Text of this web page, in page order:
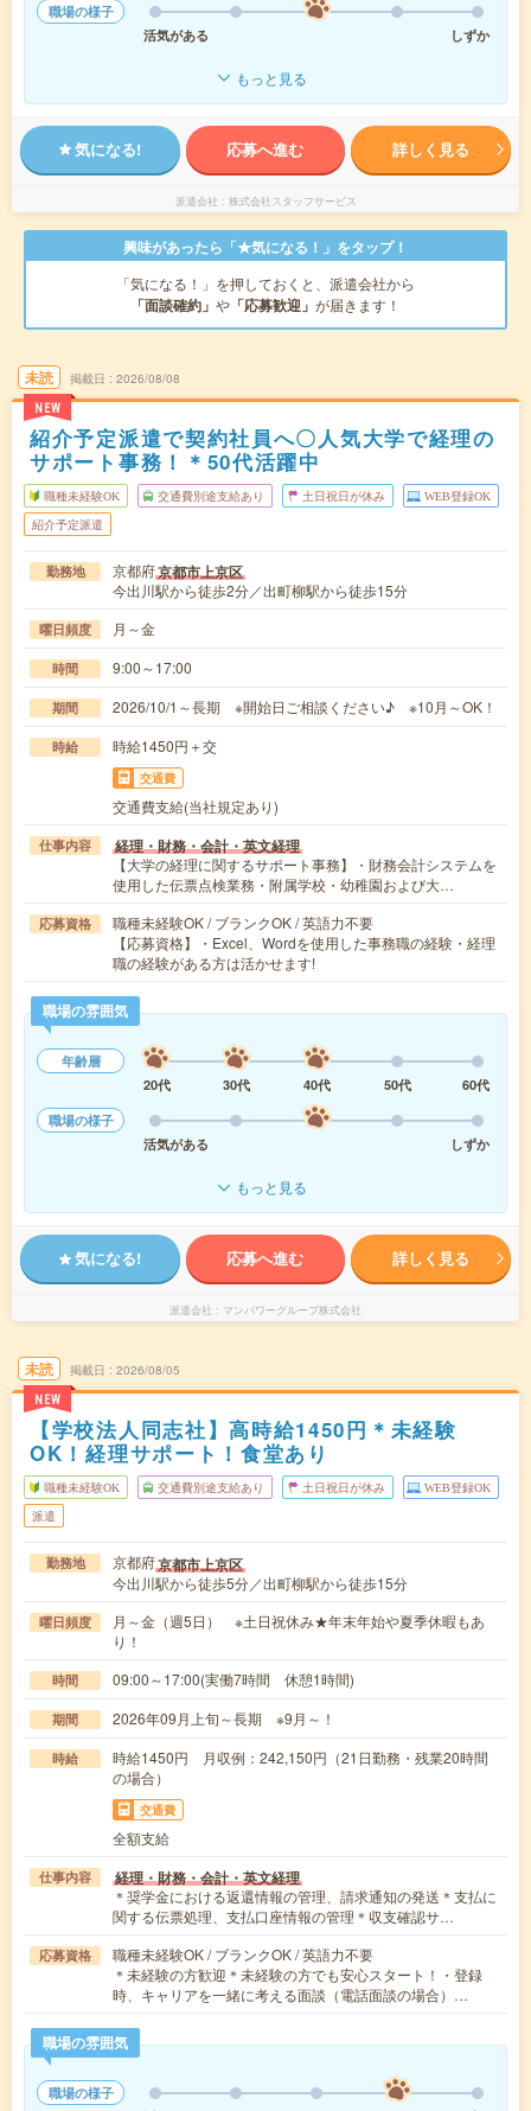
職場の様子
活気がある
しずか
もっと見る
気になる! 応募へ進む 詳しく見る
派遣会社 株式会社スタッフサービス
興味があったら「★気になる！」をタップ！
「気になる！」を押しておくと、派遣会社から
「面談確約」 や 「応募歓迎」 が届きます！
未読
NEW
掲載日 2026/08/08
紹介予定派遣で契約社員へ〇人気大学で経理の
サポート事務！＊50代活躍中
職種未経験OK 交通費別途支給あり 土日祝日が休み WEB登録OK
紹介予定派遣
勤務地 京都府京都市上京区
今出川駅から徒歩2分／出町柳駅から徒歩15分
曜日頻度 月～金
時間 9:00～17:00
期間 2026/10/1～長期 ※開始日ご相談ください♪ ※10月～OK！
時給 時給1450円＋交
交通費
交通費支給(当社規定あり)
仕事内容 経理・財務・会計・英文経理
【大学の経理に関するサポート事務】・財務会計システムを
使用した伝票点検業務・附属学校・幼稚園および大…
応募資格
職種未経験OK / ブランクOK / 英語力不要
【応募資格】・Excel、Wordを使用した事務職の経験・経理
職の経験がある方は活かせます!
職場の雰囲気
年齢層
20代
30代 40代 50代
60代
職場の様子
活気がある
しずか
もっと見る
気になる! 応募へ進む 詳しく見る
派遣会社 マンパワーグループ株式会社
未読
NEW
掲載日 2026/08/05
【学校法人同志社】高時給1450円＊未経験
OK！経理サポート！食堂あり
職種未経験OK 交通費別途支給あり 土日祝日が休み WEB登録OK
派遣
勤務地 京都府京都市上京区
今出川駅から徒歩5分／出町柳駅から徒歩15分
曜日頻度
月～金（週5日） ※土日祝休み★年末年始や夏季休暇もあ
り！
時間 09:00～17:00(実働7時間 休憩1時間)
期間 2026年09月上旬～長期 ※9月～！
時給
時給1450円 月収例：242,150円（21日勤務・残業20時間
の場合）
交通費
全額支給
仕事内容 経理・財務・会計・英文経理
＊奨学金における返還情報の管理、請求通知の発送＊支払に
関する伝票処理、支払口座情報の管理＊収支確認サ…
応募資格
職種未経験OK / ブランクOK / 英語力不要
＊未経験の方歓迎＊未経験の方でも安心スタート！・登録
時、キャリアを一緒に考える面談（電話面談の場合）…
職場の雰囲気
職場の様子